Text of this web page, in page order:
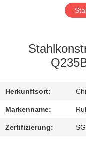
UNS
AUSFLUG
Herkunftsort:
Markenname:
Zertifizierung: